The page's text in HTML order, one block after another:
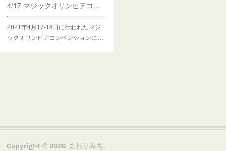
4/17 マジックオリンピアコンベンションでした！
2021年4月17-18日に行われたマジ
ックオリンピアコンベンションに…
Copyright © 2026 まわりみち.